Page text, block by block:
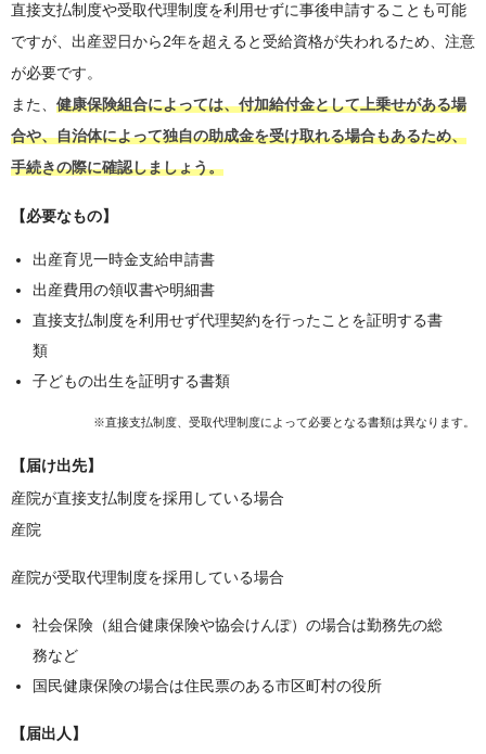
直接支払制度や受取代理制度を利用せずに事後申請することも可能
ですが、出産翌日から2年を超えると受給資格が失われるため、注意
が必要です。
また、 健康保険組合によっては、付加給付金として上乗せがある場
合や、自治体によって独自の助成金を受け取れる場合もあるため、
手続きの際に確認しましょう。
【必要なもの】
出産育児一時金支給申請書
出産費用の領収書や明細書
直接支払制度を利用せず代理契約を行ったことを証明する書
類
子どもの出生を証明する書類
※直接支払制度、受取代理制度によって必要となる書類は異なります。
【届け出先】
産院が直接支払制度を採用している場合
産院
産院が受取代理制度を採用している場合
社会保険（組合健康保険や協会けんぽ）の場合は勤務先の総
務など
国民健康保険の場合は住民票のある市区町村の役所
【届出人】